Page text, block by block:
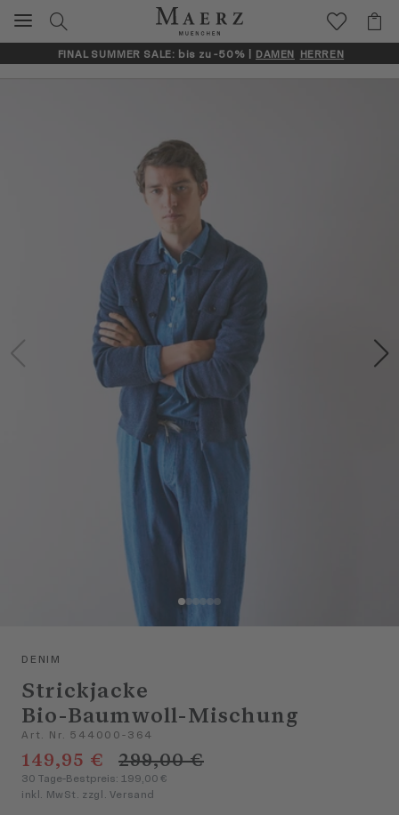
FINAL SUMMER SALE: bis zu -50% | DAMEN HERREN
DENIM
Strickjacke
Bio-Baumwoll-Mischung
Art. Nr. 544000-364
149,95 € 299,00 €
30 Tage-Bestpreis: 199,00 €
inkl. MwSt. zzgl. Versand